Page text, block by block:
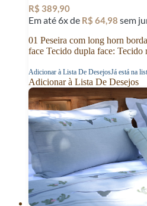
R$ 389,90
Em até 6x de R$ 64,98 sem
01 Peseira com long horn
face Tecido dupla face: Tecido
Adicionar à Lista De DesejosJá está na
Adicionar à Lista De Desejos